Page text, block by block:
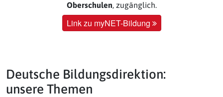
Oberschulen, zugänglich.
Link zu myNET-Bildung
Deutsche Bildungsdirektion:
unsere Themen